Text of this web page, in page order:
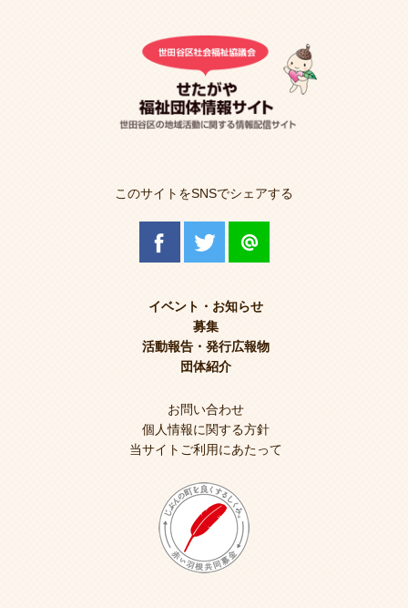
このサイトをSNSでシェアする
イベント・お知らせ
募集
活動報告・発行広報物
団体紹介
お問い合わせ
個人情報に関する方針
当サイトご利用にあたって